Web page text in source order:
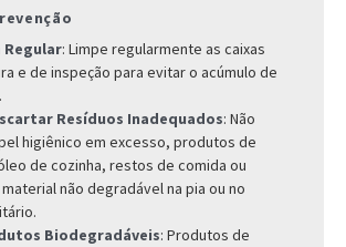
Regular: Limpe regularmente as caixas
e de inspeção para evitar o acúmulo de
Resíduos Inadequados: Não
higiênico em excesso, produtos de
de cozinha, restos de comida ou
não degradável na pia ou no
Biodegradáveis: Produtos de